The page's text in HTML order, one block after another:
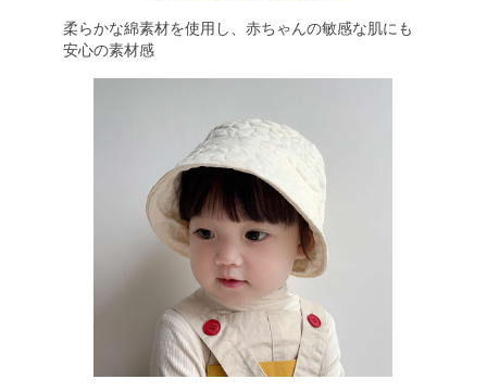
柔らかな綿素材を使用し、赤ちゃんの敏感な肌にも
安心の素材感